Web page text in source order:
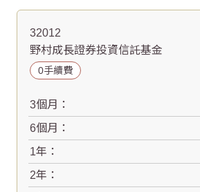
32012
野村成長證券投資信託基金
0手續費
3個月：
6個月：
1年：
2年：